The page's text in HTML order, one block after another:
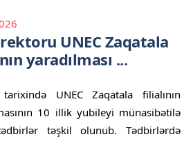
UNEC Zaqatala
yaradılması ...
UNEC Zaqatala filialının
10 illik yubileyi münasibətilə
təşkil olunub. Tədbirlərdə